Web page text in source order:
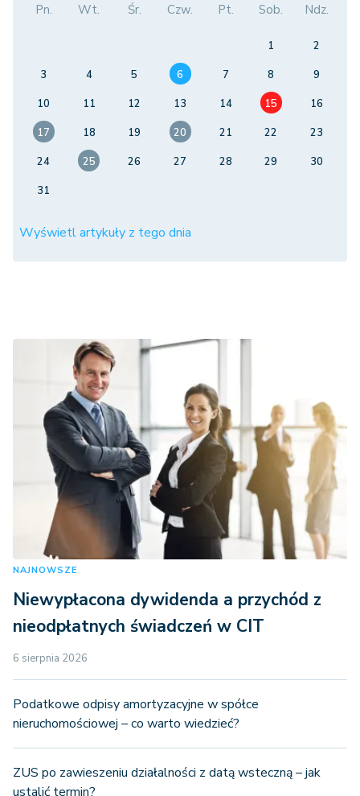
Pn. Wt. Śr. Czw. Pt. Sob. Ndz.
1
2
3
4 5 6 7 8
9
10
11 12 13 14 15
16
17
18 19 20 21 22
23
24
25 26 27 28 29
30
31
Wyświetl artykuły z tego dnia
NAJNOWSZE
Niewypłacona dywidenda a przychód z
nieodpłatnych świadczeń w CIT
6 sierpnia 2026
Podatkowe odpisy amortyzacyjne w spółce
nieruchomościowej – co warto wiedzieć?
ZUS po zawieszeniu działalności z datą wsteczną – jak
ustalić termin?